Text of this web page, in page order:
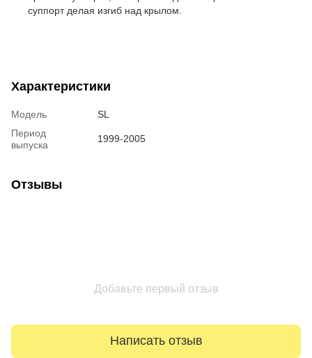
суппорт делая изгиб над крылом.
Характеристики
Модель
SL
Период
выпуска
1999-2005
Отзывы
Добавьте первый отзыв
Написать отзыв